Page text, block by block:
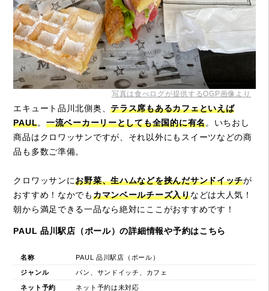
写真は食べログが提供するOGP画像より
エキュート品川北側奥、テラス席もあるカフェといえば
PAUL。一流ベーカーリーとしても全国的に有名。いちおし
商品はクロワッサンですが、それ以外にもスイーツなどの商
品も多数ご準備。
クロワッサンにお野菜、生ハムなどを挟んだサンドイッチが
おすすめ！なかでもカマンベールチーズ入りなどは大人気！
朝から満足できる一品なら絶対にここがおすすめです！
PAUL 品川駅店（ポール）の詳細情報や予約はこちら
名称 PAUL 品川駅店（ポール）
ジャンル パン、サンドイッチ、カフェ
ネット予約 ネット予約は未対応